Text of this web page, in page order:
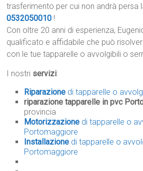
trasferimento per cui non andrà persa
0532050010 !
Con oltre 20 anni di esperienza,
qualificato e affidabile che può
con le tue tapparelle o avvolgibili o
I nostri servizi:
Riparazione di tapparelle o
riparazione tapparelle in pvc
provincia
Motorizzazione di tapparelle o
Portomaggiore
Installazione di tapparelle o
Portomaggiore